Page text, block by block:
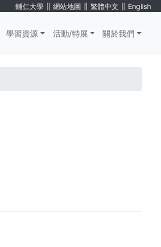
輔仁大學 ∥ 網站地圖 ∥ 繁體中文 ∥ English
學習資源 活動/特展 關於我們